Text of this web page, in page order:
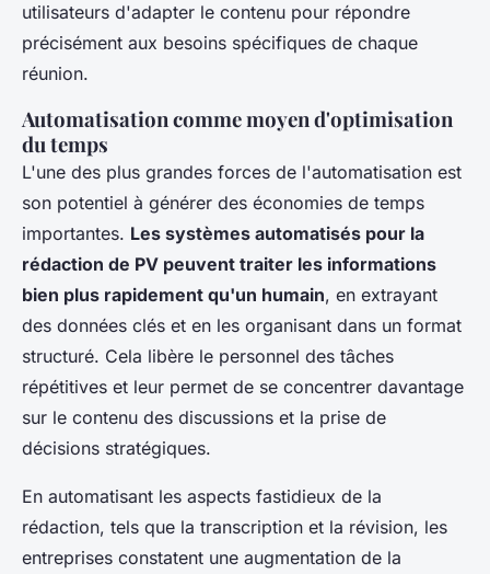
utilisateurs d'adapter le contenu pour répondre
précisément aux besoins spécifiques de chaque
réunion.
Automatisation comme moyen d'optimisation
du temps
L'une des plus grandes forces de l'automatisation est
son potentiel à générer des économies de temps
importantes. Les systèmes automatisés pour la
rédaction de PV peuvent traiter les informations
bien plus rapidement qu'un humain, en extrayant
des données clés et en les organisant dans un format
structuré. Cela libère le personnel des tâches
répétitives et leur permet de se concentrer davantage
sur le contenu des discussions et la prise de
décisions stratégiques.
En automatisant les aspects fastidieux de la
rédaction, tels que la transcription et la révision, les
entreprises constatent une augmentation de la